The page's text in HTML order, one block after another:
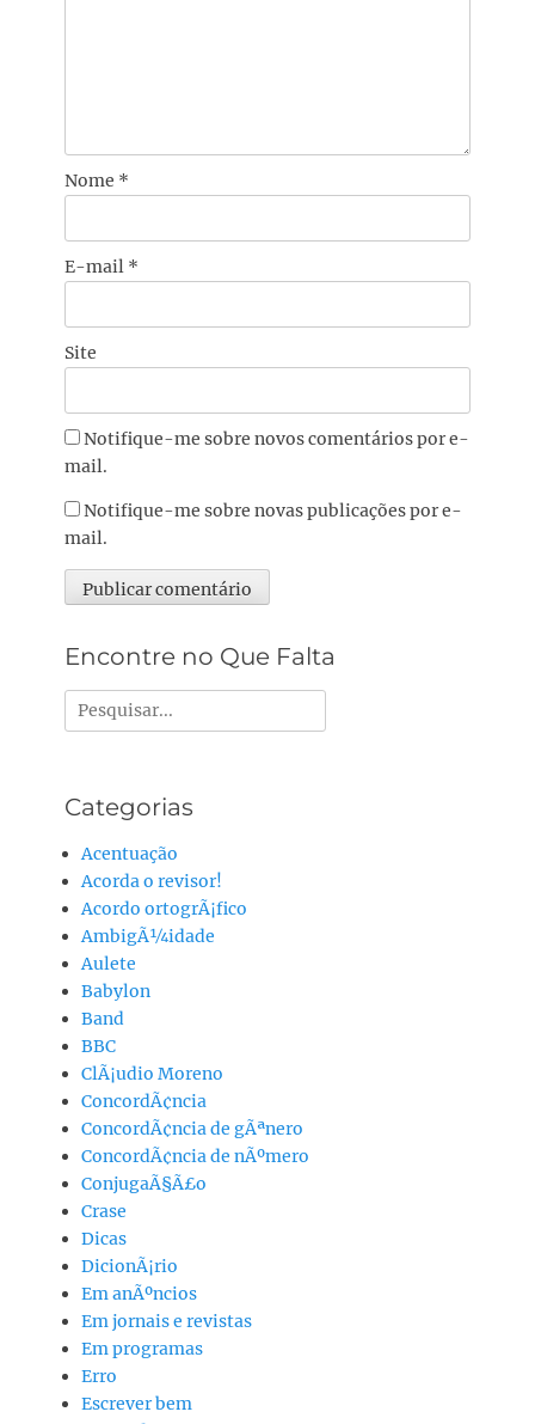
Nome *
E-mail *
Site
Notifique-me sobre novos comentários por e-
mail.
Notifique-me sobre novas publicações por e-
mail.
Encontre no Que Falta
Pesquisar
por:
Categorias
Acentuação
Acorda o revisor!
Acordo ortogrÃ¡fico
AmbigÃ¼idade
Aulete
Babylon
Band
BBC
ClÃ¡udio Moreno
ConcordÃ¢ncia
ConcordÃ¢ncia de gÃªnero
ConcordÃ¢ncia de nÃºmero
ConjugaÃ§Ã£o
Crase
Dicas
DicionÃ¡rio
Em anÃºncios
Em jornais e revistas
Em programas
Erro
Escrever bem